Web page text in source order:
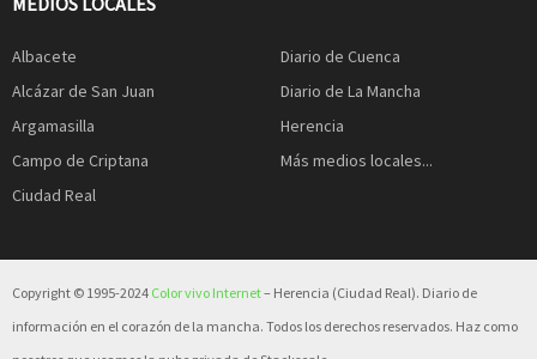
Albacete
Alcázar de San Juan
Argamasilla
Campo de Criptana
Ciudad Real
Diario de Cuenca
Diario de La Mancha
Herencia
Más medios locales...
Copyright © 1995-2024 Color vivo Internet– Herencia (Ciudad Real). Diario de
información en el corazón de la mancha. Todos los derechos reservados. Haz como